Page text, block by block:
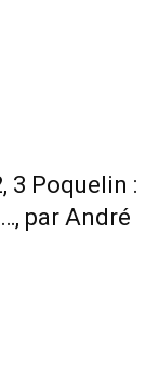
3 Poquelin :
par André